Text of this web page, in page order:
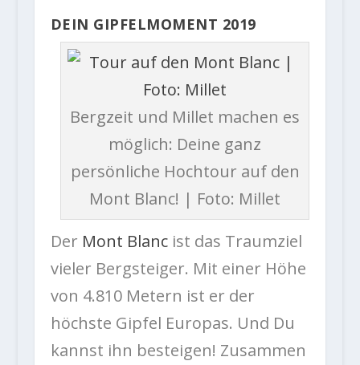
DEIN GIPFELMOMENT 2019
Bergzeit und Millet machen es
möglich: Deine ganz
persönliche Hochtour auf den
Mont Blanc! | Foto: Millet
Der Mont Blancist das Traumziel
vieler Bergsteiger. Mit einer Höhe
von 4.810 Metern ist er der
höchste Gipfel Europas. Und Du
kannst ihn besteigen! Zusammen